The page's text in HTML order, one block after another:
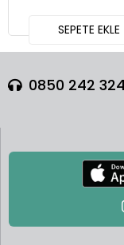
SEPETE EKLE
0850 242